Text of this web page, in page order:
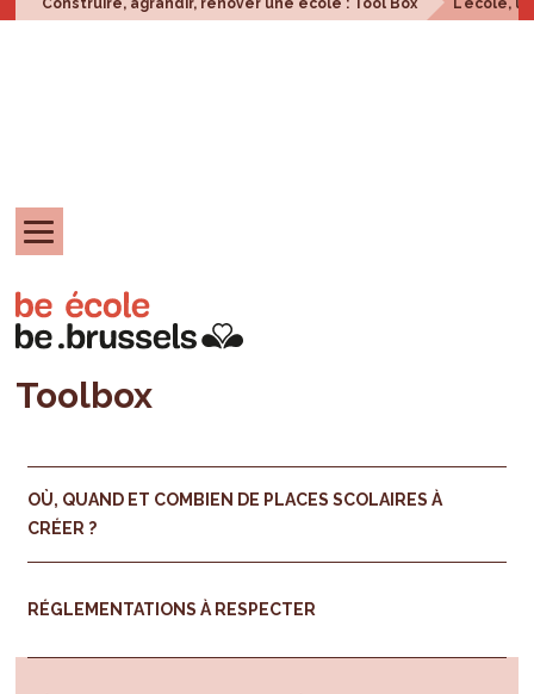
Construire, agrandir, rénover une école : Tool Box L'école,
Toolbox
OÙ, QUAND ET COMBIEN DE PLACES SCOLAIRES À
CRÉER ?
RÉGLEMENTATIONS À RESPECTER